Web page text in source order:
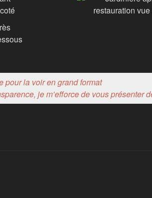
pour la voir en grand format
je m’efforce de vous présenter